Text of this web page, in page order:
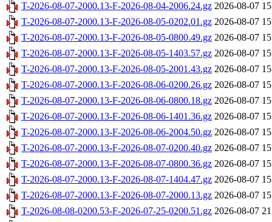
T-2026-08-07-2000.13-F-2026-08-04-2006.24.gz 2026-08-07
T-2026-08-07-2000.13-F-2026-08-05-0202.01.gz 2026-08-07
T-2026-08-07-2000.13-F-2026-08-05-0800.49.gz 2026-08-07
T-2026-08-07-2000.13-F-2026-08-05-1403.57.gz 2026-08-07
T-2026-08-07-2000.13-F-2026-08-05-2001.43.gz 2026-08-07
T-2026-08-07-2000.13-F-2026-08-06-0200.26.gz 2026-08-07
T-2026-08-07-2000.13-F-2026-08-06-0800.18.gz 2026-08-07
T-2026-08-07-2000.13-F-2026-08-06-1401.36.gz 2026-08-07
T-2026-08-07-2000.13-F-2026-08-06-2004.50.gz 2026-08-07
T-2026-08-07-2000.13-F-2026-08-07-0200.40.gz 2026-08-07
T-2026-08-07-2000.13-F-2026-08-07-0800.36.gz 2026-08-07
T-2026-08-07-2000.13-F-2026-08-07-1404.47.gz 2026-08-07
T-2026-08-07-2000.13-F-2026-08-07-2000.13.gz 2026-08-07
T-2026-08-08-0200.53-F-2026-07-25-0200.51.gz 2026-08-07